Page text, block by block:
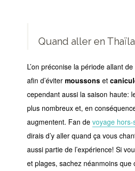
Quand aller en
L’on préconise la période allant
afin d’éviter moussonset
cependant aussi la saison haute:
plus nombreux et, en
augmentent. Fan de voyage hors-
dirais d’y aller quand ça vous
aussi partie de l’expérience! Si
et plages, sachez néanmoins que